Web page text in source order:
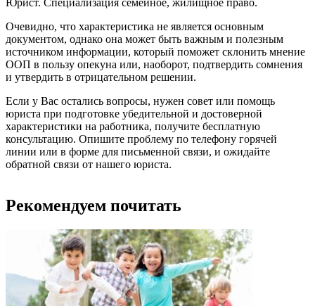
Очевидно, что характеристика не является основным
документом, однако она может быть важным и полезным
источником информации, который поможет склонить мнение
ООП в пользу опекуна или, наоборот, подтвердить сомнения
и утвердить в отрицательном решении.
Если у Вас остались вопросы, нужен совет или помощь
юриста при подготовке убедительной и достоверной
характеристики на работника, получите бесплатную
консультацию. Опишите проблему по телефону горячей
линии или в форме для письменной связи, и ожидайте
обратной связи от нашего юриста.
Рекомендуем почитать